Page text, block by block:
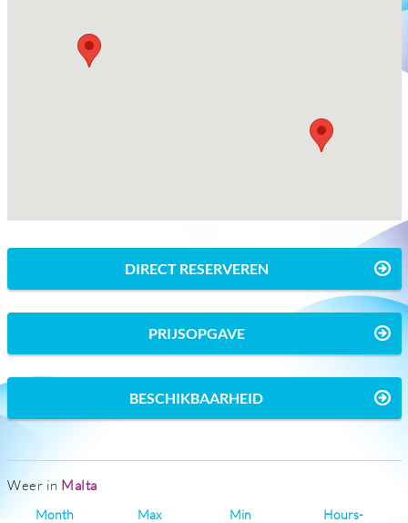
DIRECT RESERVEREN
PRIJSOPGAVE
BESCHIKBAARHEID
Weer in Malta
Month
Max
Min
Hours-